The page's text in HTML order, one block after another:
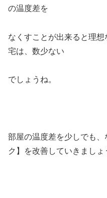
の温度差を
なくすことが出来ると理
宅は、数少ない
でしょうね。
部屋の温度差を少しでも
ク】を改善していきましょ